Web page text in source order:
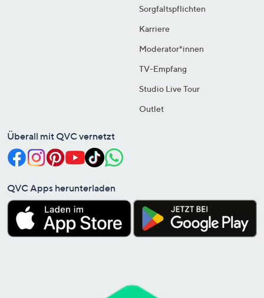
Sorgfaltspflichten
Karriere
Moderator*innen
TV-Empfang
Studio Live Tour
Outlet
Überall mit QVC vernetzt
QVC Apps herunterladen